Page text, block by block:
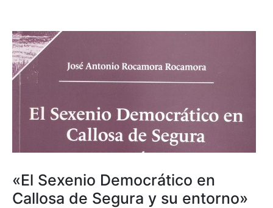
«El Sexenio Democrático en
Callosa de Segura y su entorno»